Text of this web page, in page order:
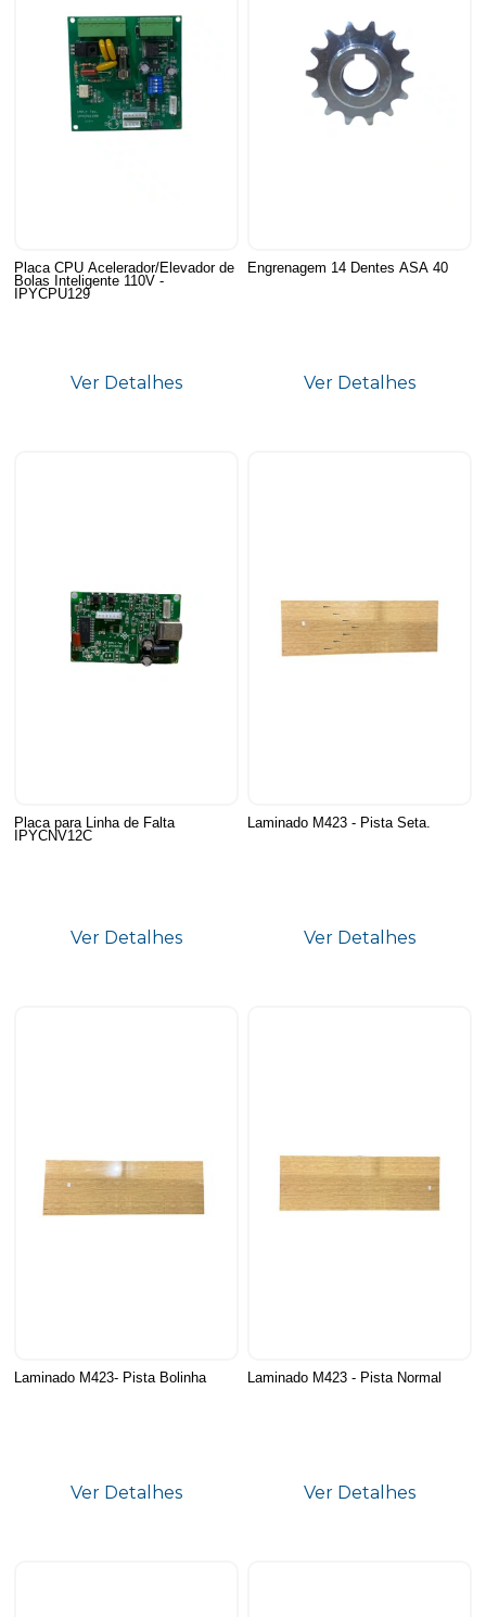
Placa CPU Acelerador/Elevador de
Bolas Inteligente 110V -
IPYCPU129
Ver Detalhes
Engrenagem 14 Dentes ASA 40
Ver Detalhes
Placa para Linha de Falta
IPYCNV12C
Ver Detalhes
Laminado M423 - Pista Seta.
Ver Detalhes
Laminado M423- Pista Bolinha
Ver Detalhes
Laminado M423 - Pista Normal
Ver Detalhes